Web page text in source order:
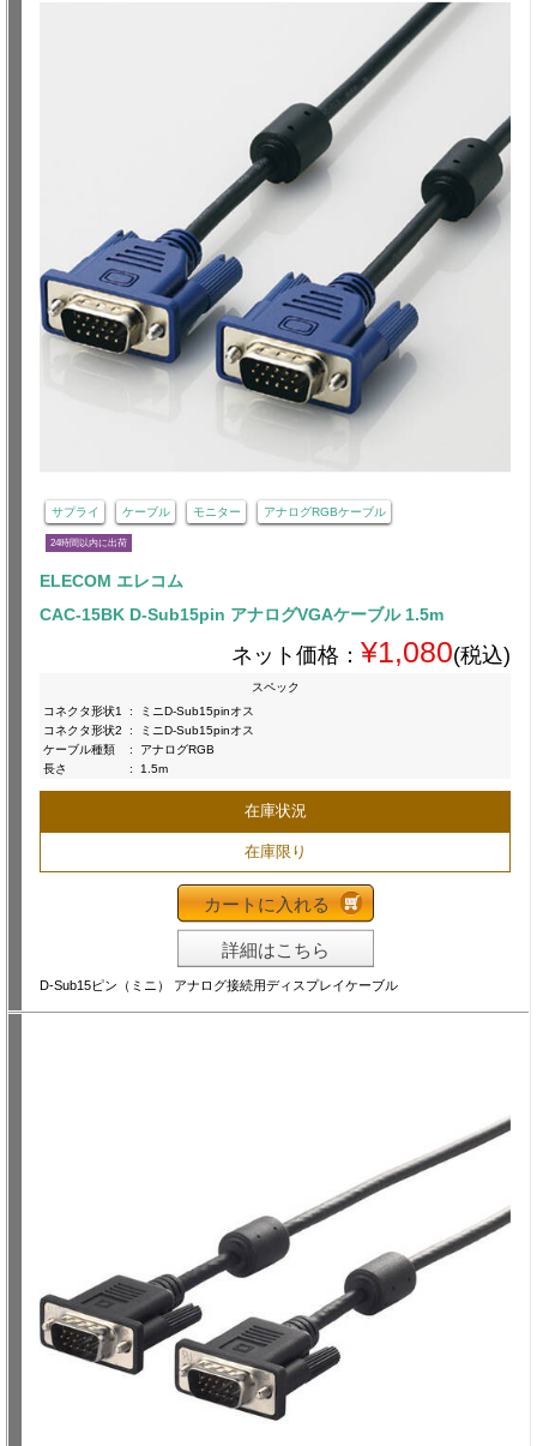
サプライ ケーブル モニター アナログRGBケーブル
24時間以内に出荷
ELECOM エレコム
CAC-15BK D-Sub15pin アナログVGAケーブル 1.5m
ネット価格： ¥1,080(税込)
スペック
コネクタ形状1
:
ミニD-Sub15pinオス
コネクタ形状2
:
ミニD-Sub15pinオス
ケーブル種類
:
アナログRGB
長さ
: 1.5m
在庫状況
在庫限り
カートに入れる
詳細はこちら
D-Sub15ピン（ミニ） アナログ接続用ディスプレイケーブル